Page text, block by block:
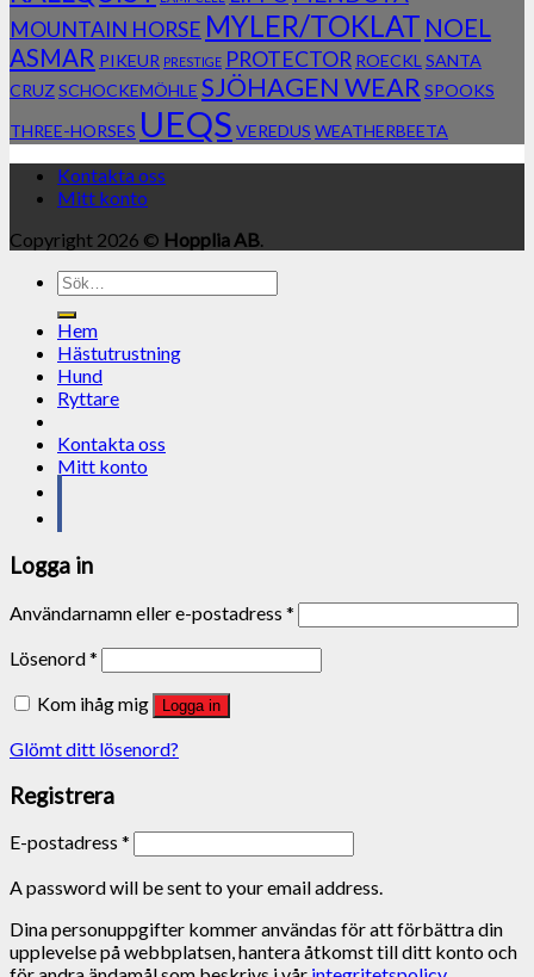
MOUNTAIN HORSE MYLER/TOKLAT NOEL
ASMAR PIKEUR PRESTIGE PROTECTOR ROECKL SANTA
CRUZSCHOCKEMÖHLE SJÖHAGEN WEAR SPOOKS
THREE-HORSES UEQS VEREDUS WEATHERBEETA
Kontakta oss
Mitt konto
Copyright 2026 © Hopplia AB.
Sök
efter:
Hem
Hästutrustning
Hund
Ryttare
Kontakta oss
Mitt konto
Logga in
Användarnamn eller e-postadress *
Lösenord*
Kom ihåg mig
Logga in
Glömt ditt lösenord?
Registrera
E-postadress *
A password will be sent to your email address.
Dina personuppgifter kommer användas för att förbättra din
upplevelse på webbplatsen, hantera åtkomst till ditt konto och